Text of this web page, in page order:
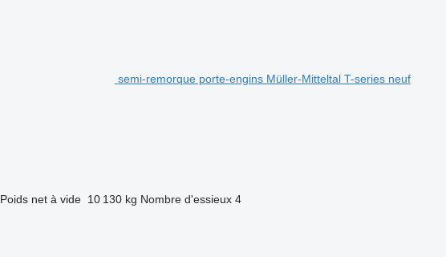
semi-remorque porte-engins Müller-Mitteltal T-series neuf
Poids net à vide 10 130 kg Nombre d'essieux 4